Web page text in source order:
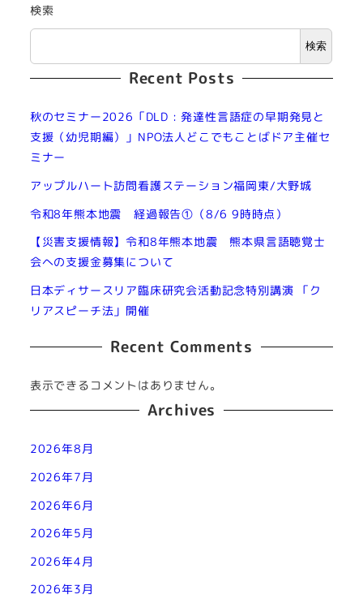
検索
検索
Recent Posts
秋のセミナー2026「DLD : 発達性言語症の早期発見と
支援（幼児期編）」NPO法人どこでもことばドア主催セ
ミナー
アップルハート訪問看護ステーション福岡東/大野城
令和8年熊本地震 経過報告①（8/6 9時時点）
【災害支援情報】令和8年熊本地震 熊本県言語聴覚士
会への支援金募集について
日本ディサースリア臨床研究会活動記念特別講演 「ク
リアスピーチ法」開催
Recent Comments
表示できるコメントはありません。
Archives
2026年8月
2026年7月
2026年6月
2026年5月
2026年4月
2026年3月